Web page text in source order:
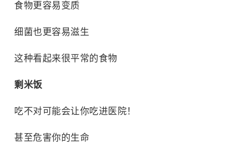
食物更容易变质
细菌也更容易滋生
这种看起来很平常的食物
剩米饭
吃不对可能会让你吃进医院！
甚至危害你的生命